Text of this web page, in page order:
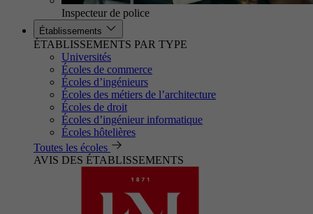
Inspecteur de police
Établissements
ÉTABLISSEMENTS PAR TYPE
Universités
Écoles de commerce
Écoles d’ingénieurs
Écoles des métiers de l’architecture
Écoles de droit
Écoles d’ingénieur informatique
Écoles hôtelières
Toutes les écoles
AVIS DES ÉTABLISSEMENTS